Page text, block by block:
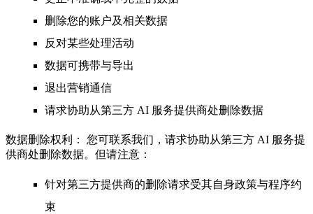
删除您的账户及相关数据
反对某些处理活动
数据可携带与导出
退出营销通信
请求协助从第三方 AI 服务提供商处删除数据
数据删除权利：
您可联系我们，请求协助从第三方 AI 服务提
供商处删除数据。但请注意：
针对第三方提供商的删除请求受其自身政策与程序约
束